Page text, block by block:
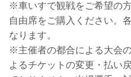
※車いすで観戦をご希望の
自由席をご購入ください。
なります。
※主催者の都合による大会
よるチケットの変更・払い